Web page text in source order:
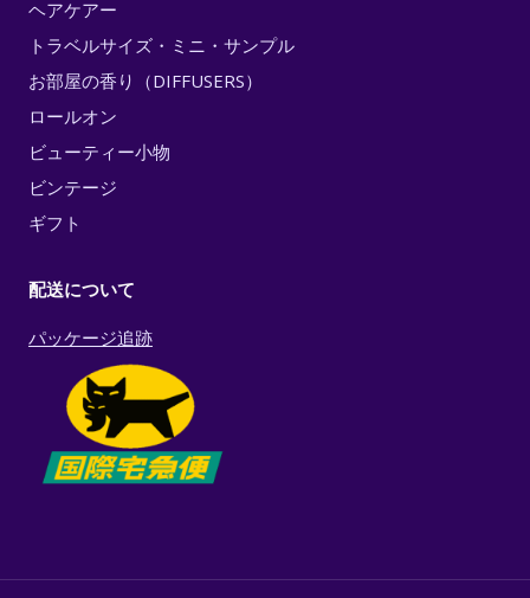
ヘアケアー
トラベルサイズ・ミニ・サンプル
お部屋の香り（DIFFUSERS）
ロールオン
ビューティー小物
ビンテージ
ギフト
配送について
パッケージ追跡